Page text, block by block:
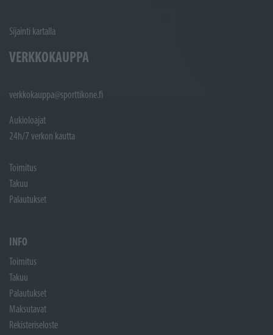
Sijainti kartalla
VERKKOKAUPPA
verkkokauppa@sporttikone.fi
Aukioloajat
24h/7 verkon kautta
Toimitus
Takuu
Palautukset
INFO
Toimitus
Takuu
Palautukset
Maksutavat
Rekisteriseloste